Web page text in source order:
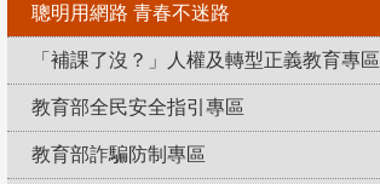
聰明用網路 青春不迷路
「補課了沒？」人權及轉型正義教育專區
教育部全民安全指引專區
教育部詐騙防制專區